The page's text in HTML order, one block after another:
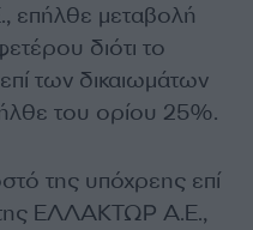
μεταβολή
διότι το
των δικαιωμάτων
του ορίου 25%.
της υπόχρεης επί
ΕΛΛΑΚΤΩΡ Α.Ε.,